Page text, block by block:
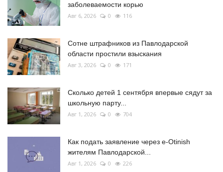
заболеваемости корью
Авг 6, 2026 0 116
Сотне штрафников из Павлодарской
области простили взыскания
Авг 3, 2026 0 171
Сколько детей 1 сентября впервые сядут за
школьную парту...
Авг 1, 2026 0 704
Как подать заявление через e-Otinish
жителям Павлодарской...
Авг 1, 2026 0 226